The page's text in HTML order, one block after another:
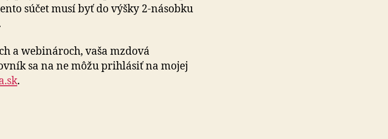
súčet musí byť do výšky 2-ná­sobku
a webinároch, vaša mzdová
sa na ne môžu prihlásiť na mojej
.